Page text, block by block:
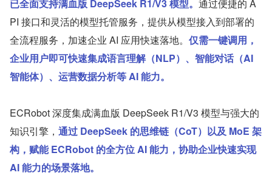
已全面支持满血版 DeepSeek R1/V3 模型。 通过便捷的 A
PI 接口和灵活的模型托管服务，提供从模型接入到部署的
全流程服务，加速企业 AI 应用快速落地。 仅需一键调用，
企业用户即可快速集成语言理解（NLP）、智能对话（AI
智能体）、运营数据分析等 AI 能力。
ECRobot 深度集成满血版 DeepSeek R1/V3 模型与强大的
知识引擎， 通过 DeepSeek 的思维链（CoT）以及 MoE 架
构，赋能 ECRobot 的全方位 AI 能力，协助企业快速实现
AI 能力的场景落地。